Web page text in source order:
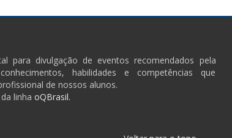
para divulgação de eventos recomendados pela
habilidades e competências que
de nossos alunos.
linha oQBrasil.